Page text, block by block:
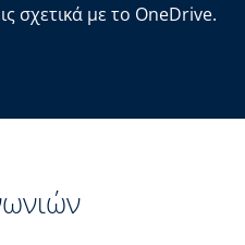
σχετικά με το OneDrive.